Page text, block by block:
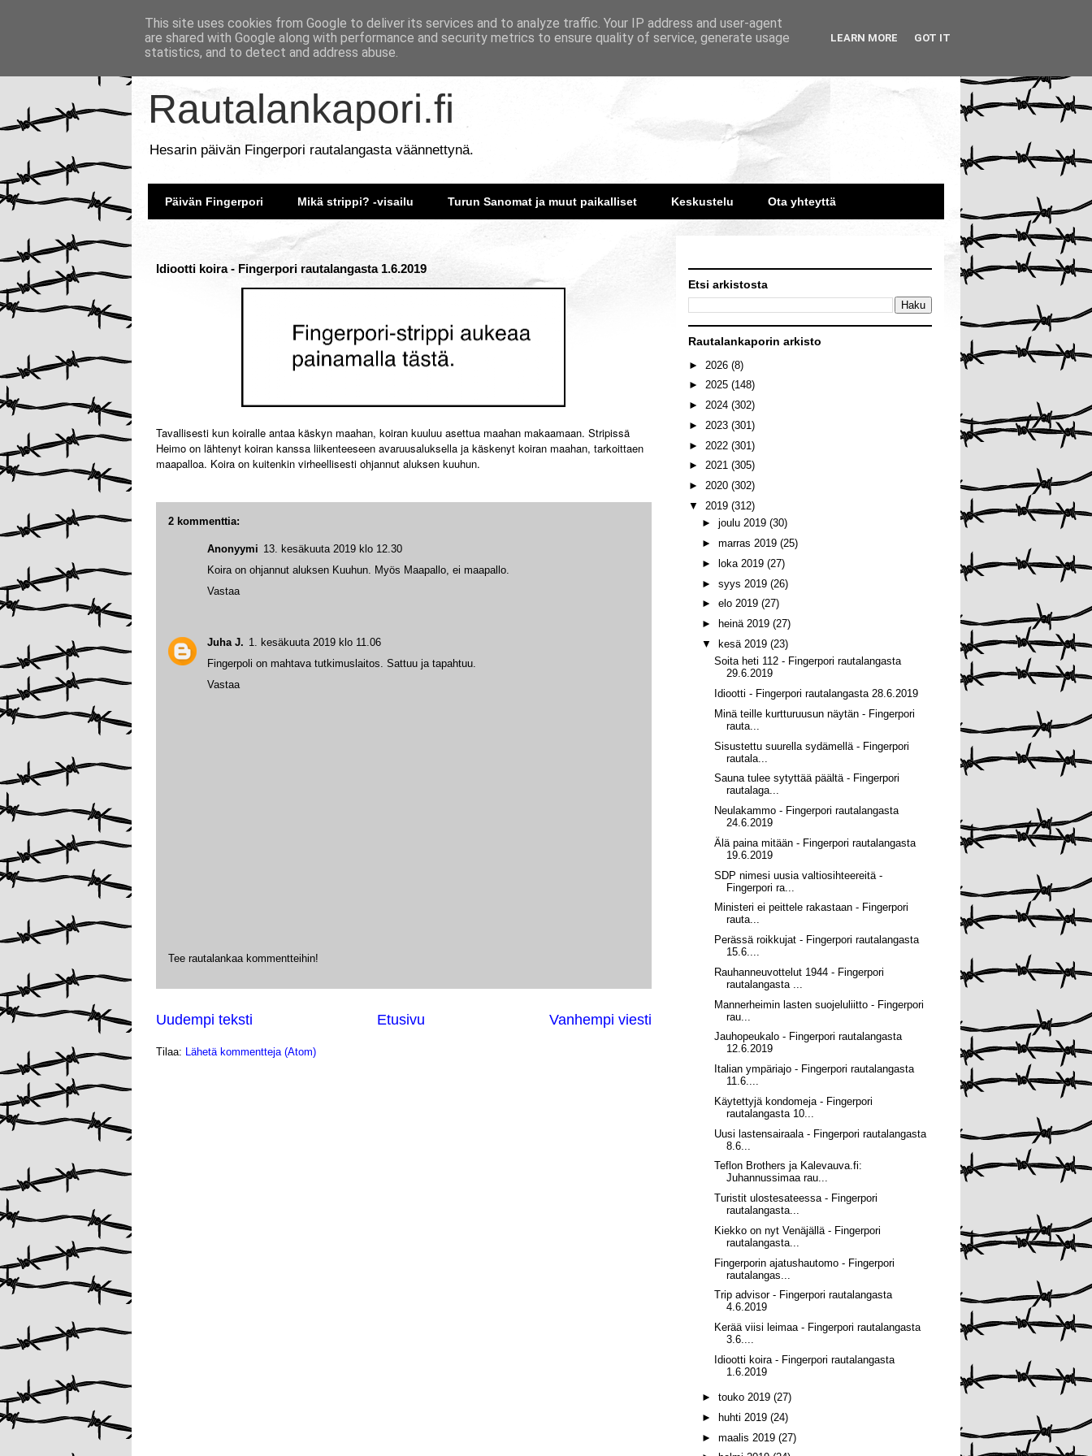
Rautalankapori.fi
Hesarin päivän Fingerpori rautalangasta väännettynä.
Päivän Fingerpori Mikä strippi? -visailu Turun Sanomat ja muut paikalliset Keskustelu Ota yhteyttä
Idiootti koira - Fingerpori rautalangasta 1.6.2019
Tavallisesti kun koiralle antaa käskyn maahan, koiran kuuluu asettua maahan makaamaan. Stripissä
Heimo on lähtenyt koiran kanssa liikenteeseen avaruusaluksella ja käskenyt koiran maahan, tarkoittaen
maapalloa. Koira on kuitenkin virheellisesti ohjannut aluksen kuuhun.
2 kommenttia:
Juha J. 1. kesäkuuta 2019 klo 11.06
Fingerpoli on mahtava tutkimuslaitos. Sattuu ja tapahtuu.
Vastaa
Anonyymi 13. kesäkuuta 2019 klo 12.30
Koira on ohjannut aluksen Kuuhun. Myös Maapallo, ei maapallo.
Vastaa
Tee rautalankaa kommentteihin!
Uudempi teksti Vanhempi viesti
Etusivu
Tilaa: Lähetä kommentteja (Atom)
Etsi arkistosta
Rautalankaporin arkisto
► 2026 (8)
► 2025 (148)
► 2024 (302)
► 2023 (301)
► 2022 (301)
► 2021 (305)
► 2020 (302)
▼ 2019 (312)
► joulu 2019 (30)
► marras 2019 (25)
►
loka 2019 (27)
► syys 2019 (26)
► elo 2019 (27)
►
heinä 2019 (27)
▼
kesä 2019 (23)
Soita heti 112 - Fingerpori rautalangasta
29.6.2019
Idiootti - Fingerpori rautalangasta 28.6.2019
Minä teille kurtturuusun näytän - Fingerpori
rauta...
Sisustettu suurella sydämellä - Fingerpori
rautala...
Sauna tulee sytyttää päältä - Fingerpori
rautalaga...
Neulakammo - Fingerpori rautalangasta
24.6.2019
Älä paina mitään - Fingerpori rautalangasta
19.6.2019
SDP nimesi uusia valtiosihteereitä -
Fingerpori ra...
Ministeri ei peittele rakastaan - Fingerpori
rauta...
Perässä roikkujat - Fingerpori rautalangasta
15.6....
Rauhanneuvottelut 1944 - Fingerpori
rautalangasta ...
Mannerheimin lasten suojeluliitto - Fingerpori
rau...
Jauhopeukalo - Fingerpori rautalangasta
12.6.2019
Italian ympäriajo - Fingerpori rautalangasta
11.6....
Käytettyjä kondomeja - Fingerpori
rautalangasta 10...
Uusi lastensairaala - Fingerpori rautalangasta
8.6...
Teflon Brothers ja Kalevauva.fi:
Juhannussimaa rau...
Turistit ulostesateessa - Fingerpori
rautalangasta...
Kiekko on nyt Venäjällä - Fingerpori
rautalangasta...
Fingerporin ajatushautomo - Fingerpori
rautalangas...
Trip advisor - Fingerpori rautalangasta
4.6.2019
Kerää viisi leimaa - Fingerpori rautalangasta
3.6....
Idiootti koira - Fingerpori rautalangasta
1.6.2019
► touko 2019 (27)
►
huhti 2019 (24)
► maalis 2019 (27)
This site uses cookies from Google to deliver its services and to analyze traffic. Your IP address and user-agent
are shared with Google along with performance and security metrics to ensure quality of service, generate usage
statistics, and to detect and address abuse.
LEARN MORE GOT IT